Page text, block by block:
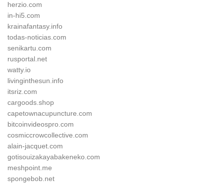
herzio.com
in-hi5.com
krainafantasy.info
todas-noticias.com
senikartu.com
rusportal.net
watty.io
livinginthesun.info
itsriz.com
cargoods.shop
capetownacupuncture.com
bitcoinvideospro.com
cosmiccrowcollective.com
alain-jacquet.com
gotisouizakayabakeneko.com
meshpoint.me
spongebob.net